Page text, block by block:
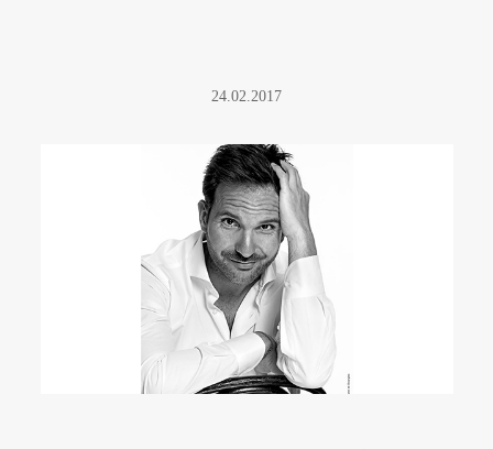
24.02.2017